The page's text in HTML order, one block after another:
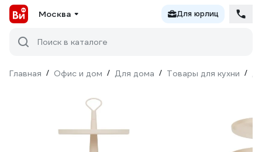
Москва Для юрлиц
Поиск в каталоге
Главная / Офис и дом / Для дома / Товары для кухни /